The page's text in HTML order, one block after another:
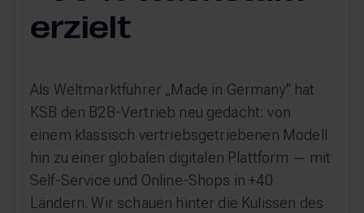
erzielt
Als Weltmarktführer „Made in Germany“ hat
KSB den B2B-Vertrieb neu gedacht: von
einem klassisch vertriebsgetriebenen Modell
hin zu einer globalen digitalen Plattform — mit
Self-Service und Online-Shops in +40
Ländern. Wir schauen hinter die Kulissen des